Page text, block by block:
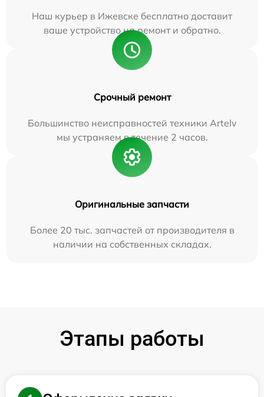
Наш курьер в Ижевске бесплатно доставит
ваше устройство на ремонт и обратно.
Срочный ремонт
Большинство неисправностей техники Artelv
мы устраняем в течение 2 часов.
Оригинальные запчасти
Более 20 тыс. запчастей от производителя в
наличии на собственных складах.
Этапы работы